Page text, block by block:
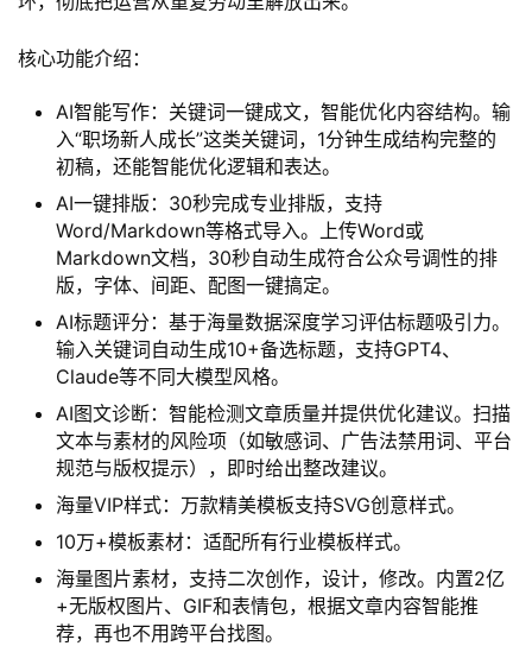
核心功能介绍：
AI智能写作：关键词一键成文，智能优化内容结构。输
入“职场新人成长”这类关键词，1分钟生成结构完整的
初稿，还能智能优化逻辑和表达。
AI一键排版：30秒完成专业排版，支持
Word/Markdown等格式导入。上传Word或
Markdown文档，30秒自动生成符合公众号调性的排
版，字体、间距、配图一键搞定。
AI标题评分：基于海量数据深度学习评估标题吸引力。
输入关键词自动生成10+备选标题，支持GPT4、
Claude等不同大模型风格。
AI图文诊断：智能检测文章质量并提供优化建议。扫描
文本与素材的风险项（如敏感词、广告法禁用词、平台
规范与版权提示），即时给出整改建议。
海量VIP样式：万款精美模板支持SVG创意样式。
10万+模板素材：适配所有行业模板样式。
海量图片素材，支持二次创作，设计，修改。内置2亿
+无版权图片、GIF和表情包，根据文章内容智能推
荐，再也不用跨平台找图。